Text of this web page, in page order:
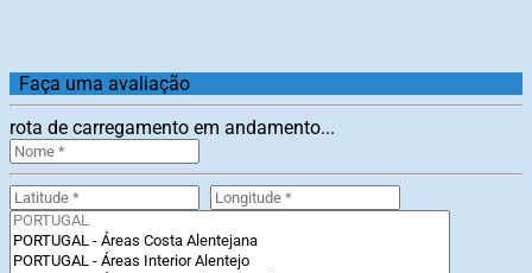
Faça uma avaliação
rota de carregamento em andamento...